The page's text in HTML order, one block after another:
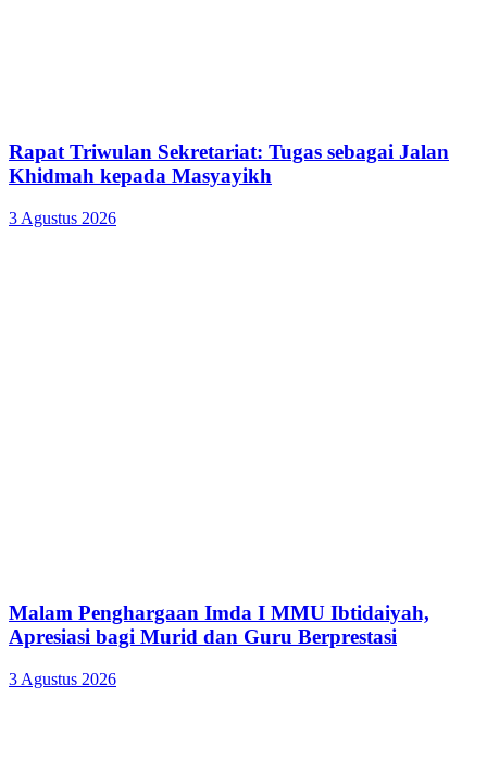
Rapat Triwulan Sekretariat: Tugas sebagai Jalan
Khidmah kepada Masyayikh
3 Agustus 2026
Malam Penghargaan Imda I MMU Ibtidaiyah,
Apresiasi bagi Murid dan Guru Berprestasi
3 Agustus 2026